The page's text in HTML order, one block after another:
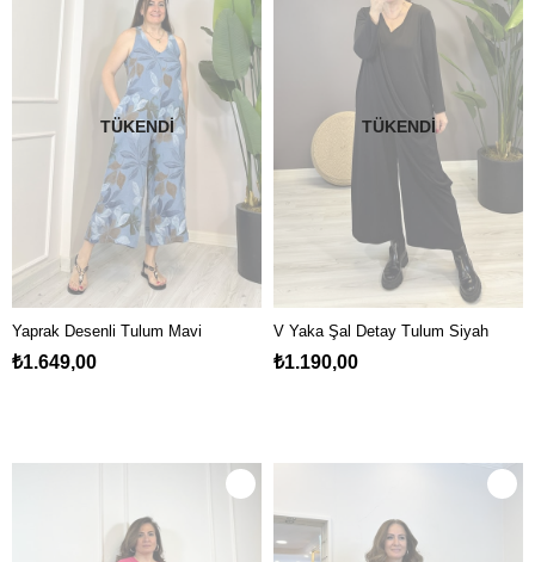
TÜKENDI
Yaprak Desenli Tulum Mavi
₺1.649,00
TÜKENDI
V Yaka Şal Detay Tulum Siyah
₺1.190,00